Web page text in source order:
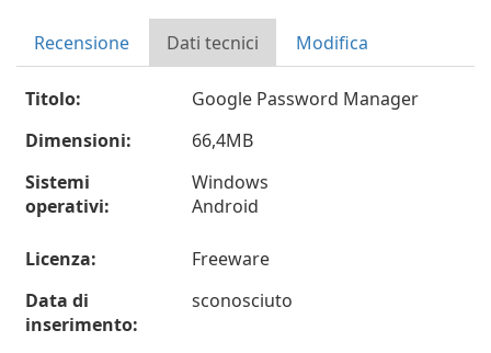
Recensione Dati tecnici Modifica
Titolo:
Google Password Manager
Dimensioni:
66,4MB
Sistemi
operativi:
Windows
Android
Licenza:
Freeware
Data di
inserimento:
sconosciuto